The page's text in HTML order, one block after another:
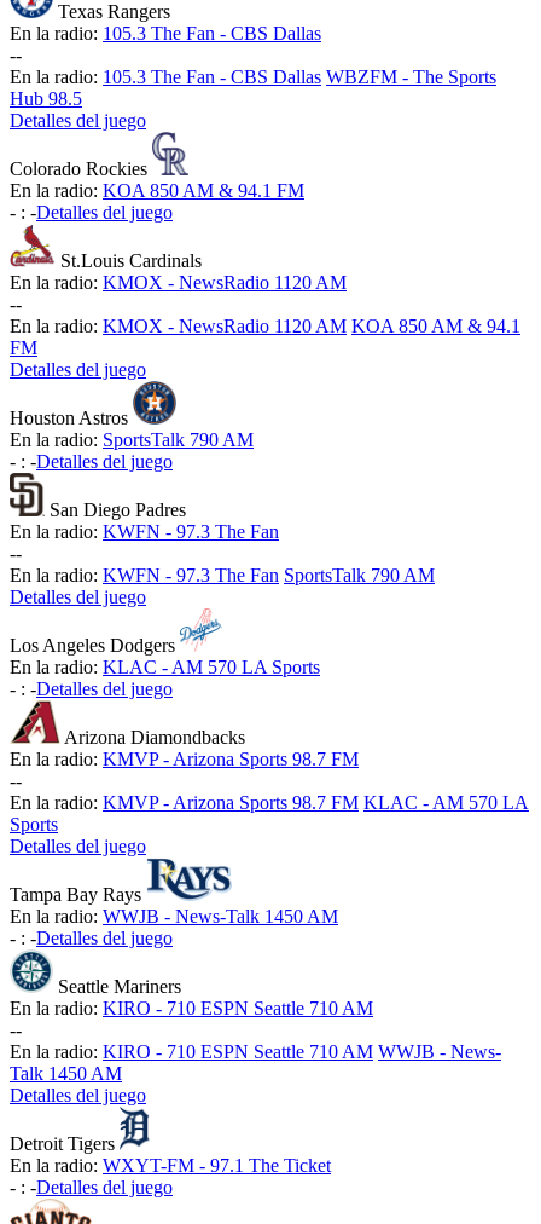
Texas Rangers
En la radio: 105.3 The Fan - CBS Dallas
--
En la radio: 105.3 The Fan - CBS Dallas WBZFM - The Sports
Hub 98.5
Detalles del juego
Colorado Rockies
En la radio: KOA 850 AM & 94.1 FM
- : -Detalles del juego
St.Louis Cardinals
En la radio: KMOX - NewsRadio 1120 AM
--
En la radio: KMOX - NewsRadio 1120 AM KOA 850 AM & 94.1
FM
Detalles del juego
Houston Astros
En la radio: SportsTalk 790 AM
- : -Detalles del juego
San Diego Padres
En la radio: KWFN - 97.3 The Fan
--
En la radio: KWFN - 97.3 The Fan SportsTalk 790 AM
Detalles del juego
Los Angeles Dodgers
En la radio: KLAC - AM 570 LA Sports
- : -Detalles del juego
Arizona Diamondbacks
En la radio: KMVP - Arizona Sports 98.7 FM
--
En la radio: KMVP - Arizona Sports 98.7 FM KLAC - AM 570 LA
Sports
Detalles del juego
Tampa Bay Rays
En la radio: WWJB - News-Talk 1450 AM
- : -Detalles del juego
Seattle Mariners
En la radio: KIRO - 710 ESPN Seattle 710 AM
--
En la radio: KIRO - 710 ESPN Seattle 710 AM WWJB - News-
Talk 1450 AM
Detalles del juego
Detroit Tigers
En la radio: WXYT-FM - 97.1 The Ticket
- : -Detalles del juego